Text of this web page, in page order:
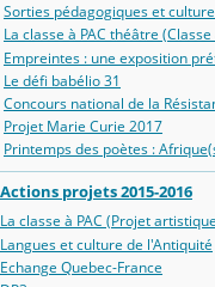
Sorties pédagogiques et
La classe à PAC théâtre
Empreintes : une exposition
Le défi babélio 31
Concours national de la
Projet Marie Curie 2017
Printemps des poètes :
Actions projets 2015-2016
La classe à PAC (Projet
Langues et culture de l'Antiquité
Echange Quebec-France